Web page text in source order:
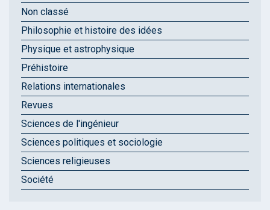
Non classé
Philosophie et histoire des idées
Physique et astrophysique
Préhistoire
Relations internationales
Revues
Sciences de l'ingénieur
Sciences politiques et sociologie
Sciences religieuses
Société